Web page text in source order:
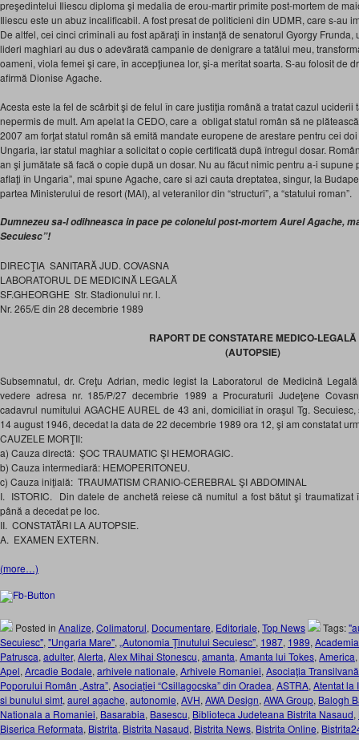
preşedintelui Iliescu diploma şi medalia de erou-martir primite post-mortem de
Iliescu este un abuz incalificabil. A fost presat de politicieni din UDMR, care s-au
De altfel, cei cinci criminali au fost apăraţi în instanţă de senatorul Gyorgy
lideri maghiari au dus o adevărată campanie de denigrare a tatălui meu,
oameni, viola femei şi care, în accepţiunea lor, şi-a meritat soarta. S-au folosit de
afirmă Dionise Agache.
Acesta este la fel de scârbit şi de felul în care justiţia română a tratat cazul uciderii
nepermis de mult. Am apelat la CEDO, care a obligat statul român să ne
2007 am forţat statul român să emită mandate europene de arestare pentru cei
Ungaria, iar statul maghiar a solicitat o copie certificată după întregul dosar.
an şi jumătate să facă o copie după un dosar. Nu au făcut nimic pentru a-i
aflaţi în Ungaria”, mai spune Agache, care si azi cauta dreptatea, singur, la
partea Ministerului de resort (MAI), al veteranilor din “structuri”, a “statului roman”.
Dumnezeu sa-l odihneasca in pace pe colonelul post-mortem Aurel Agache,
Secuiesc”!
DIRECŢIA SANITARĂ JUD. COVASNA
LABORATORUL DE MEDICINĂ LEGALĂ
SF.GHEORGHE Str. Stadionului nr. l.
Nr. 265/E din 28 decembrie 1989
RAPORT DE CONSTATARE MEDICO-LEGALĂ
(AUTOPSIE)
Subsemnatul, dr. Creţu Adrian, medic legist la Laboratorul de Medicină
vedere adresa nr. 185/P/27 decembrie 1989 a Procuraturii Judeţene
cadavrul numitului AGACHE AUREL de 43 ani, domiciliat în oraşul Tg.
14 august 1946, decedat la data de 22 decembrie 1989 ora 12, şi am constatat
CAUZELE MORŢII:
a) Cauza directă: ŞOC TRAUMATIC ŞI HEMORAGIC.
b) Cauza intermediară: HEMOPERITONEU.
c) Cauza iniţială: TRAUMATISM CRANIO-CEREBRAL ŞI ABDOMINAL
I. ISTORIC. Din datele de anchetă reiese că numitul a fost bătut şi traumatizat
până a decedat pe loc.
II. CONSTATĂRI LA AUTOPSIE.
A. EXAMEN EXTERN.
(more…)
Posted in Analize, Colimatorul, Documentare, Editoriale, Top News Tags:
Secuiesc", "Ungaria Mare", „Autonomia Ţinutului Secuiesc”, 1987, 1989,
Patrusca, adulter, Alerta, Alex Mihai Stonescu, amanta, Amanta lui Tokes, America,
Apel, Arcadie Bodale, arhivele nationale, Arhivele Romaniei, Asociaţia
Poporului Român „Astra”, Asociației “Csillagocska” din Oradea, ASTRA, Atentat la
si bunului simt, aurel agache, autonomie, AVH, AWA Design, AWA Group, Balogh
Nationala a Romaniei, Basarabia, Basescu, Biblioteca Judeteana Bistrita Nasaud,
Biserica Reformata, Bistrita, Bistrita Nasaud, Bistrita News, Bistrita Online,